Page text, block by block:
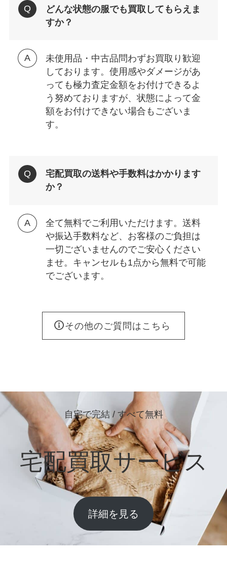
どんな状態の服でも買取してもらえま
すか？
未使用品・中古品問わずお買取り歓迎
しております。使用感やダメージがあ
っても極力査定金額をお付けできるよ
う努めておりますが、状態によって金
額をお付けできない場合もございま
す。
宅配買取の送料や手数料はかかります
か？
全て無料でご利用いただけます。送料
や振込手数料など、お客様のご負担は
一切ございませんのでご安心ください
ませ。キャンセルも1点から無料で可能
でございます。
その他のご質問はこちら
自宅で完結 / すべて無料
宅配買取サービス
詳細を見る